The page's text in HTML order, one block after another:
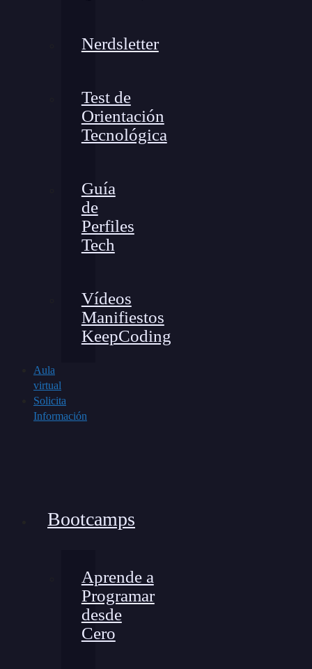
Nerdsletter
Test de
Orientación
Tecnológica
Guía
de
Perfiles
Tech
Vídeos
Manifiestos
KeepCoding
Aula
virtual
Solicita
Información
Bootcamps
Aprende a
Programar
desde
Cero